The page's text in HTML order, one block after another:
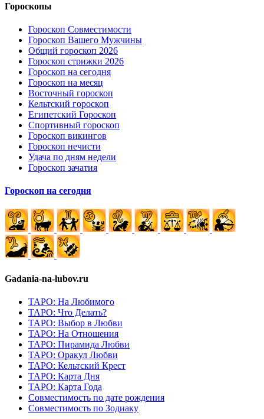
Гороскопы
Гороскоп Совместимости
Гороскоп Вашего Мужчины
Общий гороскоп 2026
Гороскоп стрижки 2026
Гороскоп на сегодня
Гороскоп на месяц
Восточный гороскоп
Кельтский гороскоп
Египетский Гороскоп
Спортивный гороскоп
Гороскоп викингов
Гороскоп нечисти
Удача по дням недели
Гороскоп зачатия
Гороскоп на сегодня
Gadania-na-lubov.ru
ТАРО: На Любимого
ТАРО: Что Делать?
ТАРО: Выбор в Любви
ТАРО: На Отношения
ТАРО: Пирамида Любви
ТАРО: Оракул Любви
ТАРО: Кельтский Крест
ТАРО: Карта Дня
ТАРО: Карта Года
Cовместимость по дате рождения
Cовместимость по Зодиаку